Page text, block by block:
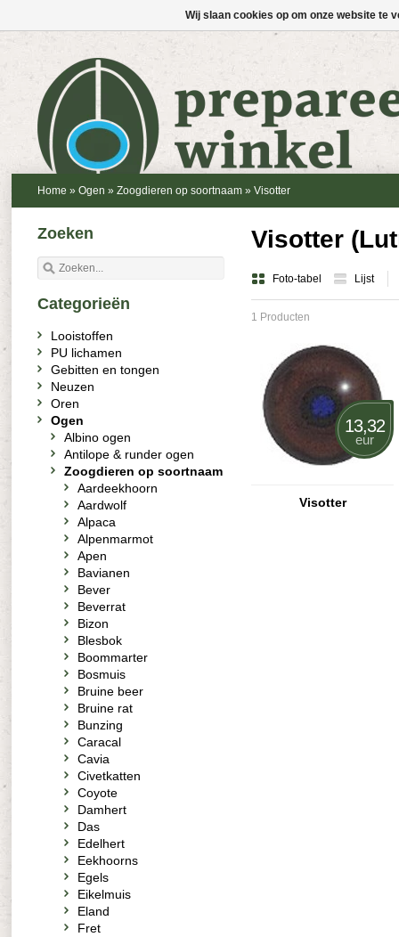
Home » Ogen » Zoogdieren op soortnaam » Visotter
Visotter
Foto-tabel Lijst
1 Producten
13,32
eur
Visotter
Zoeken
Categorieën
Looistoffen
PU lichamen
Gebitten en tongen
Neuzen
Oren
Ogen
Albino ogen
Antilope & runder ogen
Zoogdieren op soortnaam
Aardeekhoorn
Aardwolf
Alpaca
Alpenmarmot
Apen
Bavianen
Bever
Beverrat
Bizon
Blesbok
Boommarter
Bosmuis
Bruine beer
Bruine rat
Bunzing
Caracal
Cavia
Civetkatten
Coyote
Damhert
Das
Edelhert
Eekhoorns
Egels
Eikelmuis
Eland
Fret
Wij slaan cookies op om onze website te